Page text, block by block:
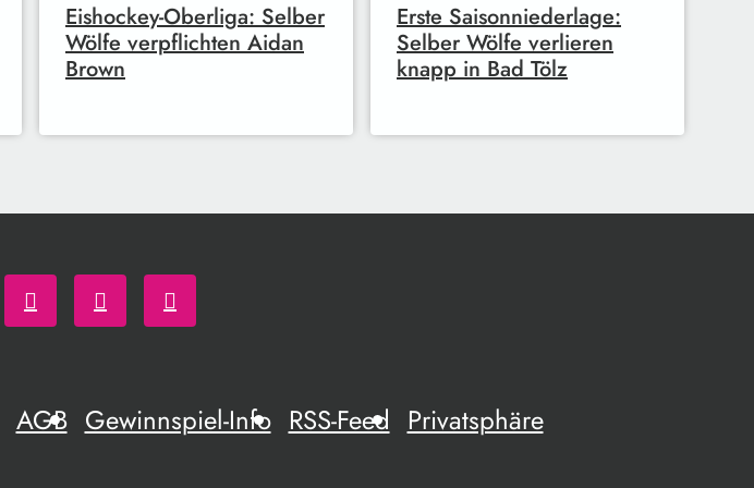
Eishockey-Oberliga: Selber
Wölfe verpflichten Aidan
Brown
Erste Saisonniederlage:
Selber Wölfe verlieren
knapp in Bad Tölz
AGB Gewinnspiel-Info RSS-Feed Privatsphäre